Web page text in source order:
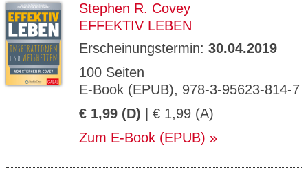
Stephen R. Covey
EFFEKTIV LEBEN
Erscheinungstermin: 30.04.2019
100 Seiten
E-Book (EPUB), 978-3-95623-814-7
€ 1,99 (D) | € 1,99 (A)
Zum E-Book (EPUB)